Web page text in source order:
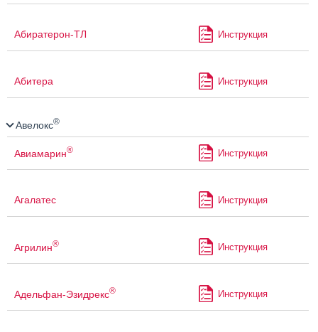
Абиратерон-ТЛ Инструкция
Абитера Инструкция
Авелокс®
Авиамарин® Инструкция
Агалатес Инструкция
Агрилин® Инструкция
Адельфан-Эзидрекс® Инструкция